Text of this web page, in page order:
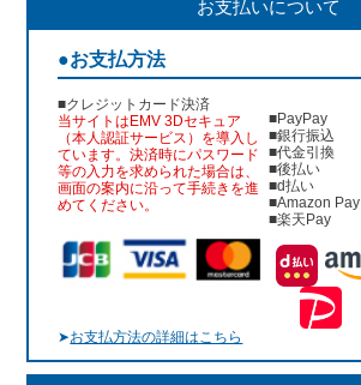
お支払いについて
●お支払方法
■クレジットカード決済
当サイトはEMV 3Dセキュア
（本人認証サービス）を導入し
ています。決済時にパスワード
等の入力を求められた場合は、
画面の案内に沿って手続きを進
めてください。
■PayPay
■銀行振込
■代金引換
■後払い
■d払い
■Amazon Pay
■楽天Pay
➤お支払方法の詳細はこちら